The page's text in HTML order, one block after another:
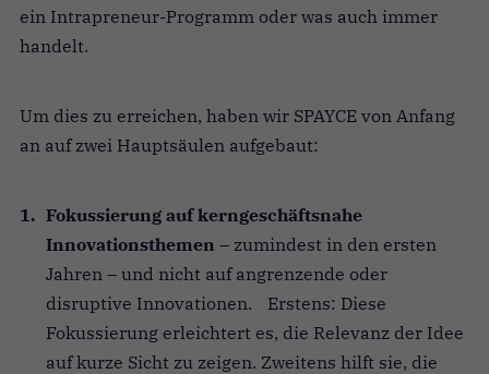
ein Intrapreneur-Programm oder was auch immer
handelt.
Um dies zu erreichen, haben wir SPAYCE von Anfang
an auf zwei Hauptsäulen aufgebaut:
Fokussierung auf kerngeschäftsnahe
Innovationsthemen – zumindest in den ersten
Jahren – und nicht auf angrenzende oder
disruptive Innovationen. Erstens: Diese
Fokussierung erleichtert es, die Relevanz der Idee
auf kurze Sicht zu zeigen. Zweitens hilft sie, die